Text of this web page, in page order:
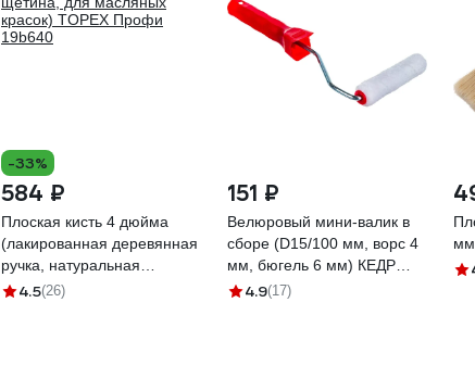
-33%
584 ₽
Плоская кисть 4 дюйма
(лакированная деревянная
ручка, натуральная
щетина, для масляных
4.5(26)
151 ₽
Велюровый мини-валик в
сборе (D15/100 мм, ворс 4
мм, бюгель 6 мм) КЕДР
043-1510 25948
4.9(17)